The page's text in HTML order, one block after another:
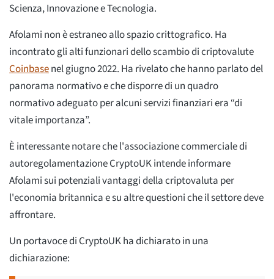
Scienza, Innovazione e Tecnologia.
Afolami non è estraneo allo spazio crittografico. Ha
incontrato gli alti funzionari dello scambio di criptovalute
Coinbasenel giugno 2022. Ha rivelato che hanno parlato del
panorama normativo e che disporre di un quadro
normativo adeguato per alcuni servizi finanziari era “di
vitale importanza”.
È interessante notare che l'associazione commerciale di
autoregolamentazione CryptoUK intende informare
Afolami sui potenziali vantaggi della criptovaluta per
l'economia britannica e su altre questioni che il settore deve
affrontare.
Un portavoce di CryptoUK ha dichiarato in una
dichiarazione: